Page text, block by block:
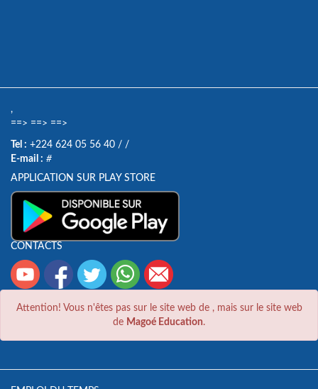
,
==> ==> ==>
Tel : +224 624 05 56 40 / /
E-mail : #
APPLICATION SUR PLAY STORE
CONTACTS
Attention! Vous n'êtes pas sur le site web de , mais sur le site web
de Magoé Education.